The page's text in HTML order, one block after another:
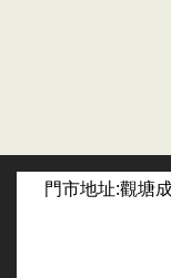
門市地址:觀塘